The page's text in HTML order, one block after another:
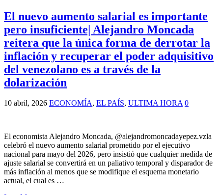
El nuevo aumento salarial es importante
pero insuficiente| Alejandro Moncada
reitera que la única forma de derrotar la
inflación y recuperar el poder adquisitivo
del venezolano es a través de la
dolarización
10 abril, 2026 ECONOMÍA, EL PAÍS, ULTIMA HORA 0
El economista Alejandro Moncada, @alejandromoncadayepez.vzla
celebró el nuevo aumento salarial prometido por el ejecutivo
nacional para mayo del 2026, pero insistió que cualquier medida de
ajuste salarial se convertirá en un paliativo temporal y disparador de
más inflación al menos que se modifique el esquema monetario
actual, el cual es …